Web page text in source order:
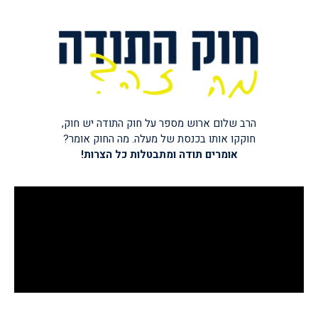
הרב שלום ארוש מספר על חוק התודה יש חוק,
חוקקו אותו בכנסת של מעלה. מה החוק אומר?
אומרים תודה ומתבטלות כל הצרות!